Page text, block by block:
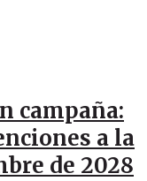
campaña:
a la
de 2028